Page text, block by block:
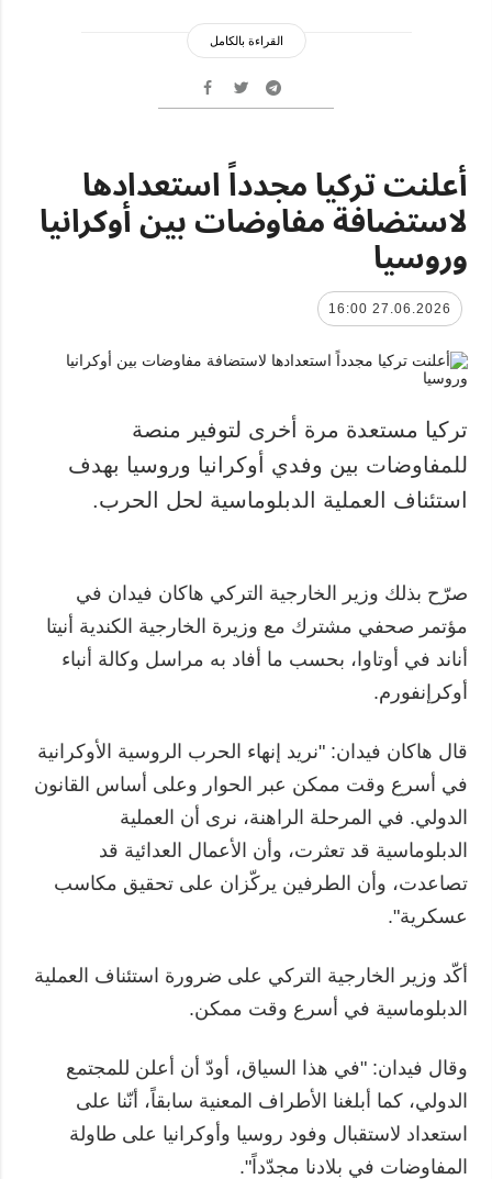
القراءة بالكامل
أعلنت تركيا مجدداً استعدادها
لاستضافة مفاوضات بين أوكرانيا
وروسيا
27.06.2026 16:00
تركيا مستعدة مرة أخرى لتوفير منصة
للمفاوضات بين وفدي أوكرانيا وروسيا بهدف
استئناف العملية الدبلوماسية لحل الحرب.
صرّح بذلك وزير الخارجية التركي هاكان فيدان في
مؤتمر صحفي مشترك مع وزيرة الخارجية الكندية أنيتا
أناند في أوتاوا، بحسب ما أفاد به مراسل وكالة أنباء
أوكرإنفورم.
قال هاكان فيدان: "نريد إنهاء الحرب الروسية الأوكرانية
في أسرع وقت ممكن عبر الحوار وعلى أساس القانون
الدولي. في المرحلة الراهنة، نرى أن العملية
الدبلوماسية قد تعثرت، وأن الأعمال العدائية قد
تصاعدت، وأن الطرفين يركّزان على تحقيق مكاسب
عسكرية".
أكّد وزير الخارجية التركي على ضرورة استئناف العملية
الدبلوماسية في أسرع وقت ممكن.
وقال فيدان: "في هذا السياق، أودّ أن أعلن للمجتمع
الدولي، كما أبلغنا الأطراف المعنية سابقاً، أنّنا على
استعداد لاستقبال وفود روسيا وأوكرانيا على طاولة
المفاوضات في بلادنا مجدّداً".